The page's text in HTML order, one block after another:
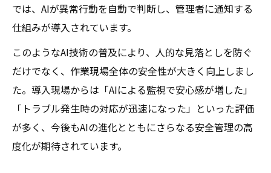
では、AIが異常行動を自動で判断し、管理者に通知する
仕組みが導入されています。
このようなAI技術の普及により、人的な見落としを防ぐ
だけでなく、作業現場全体の安全性が大きく向上しまし
た。導入現場からは「AIによる監視で安心感が増した」
「トラブル発生時の対応が迅速になった」といった評価
が多く、今後もAIの進化とともにさらなる安全管理の高
度化が期待されています。